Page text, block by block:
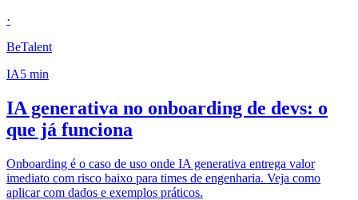
·
BeTalent
IA5 min
IA generativa no onboarding de devs: o
que já funciona
Onboarding é o caso de uso onde IA generativa entrega valor
imediato com risco baixo para times de engenharia. Veja como
aplicar com dados e exemplos práticos.